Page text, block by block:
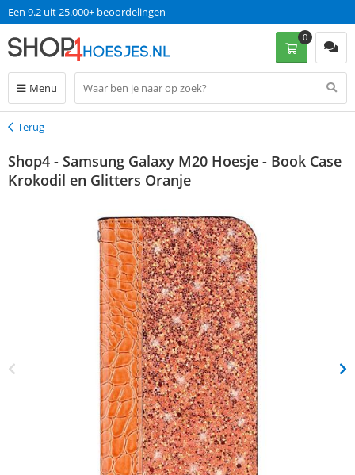
Een 9.2 uit 25.000+ beoordelingen
Menu
0
Terug
Terug
Shop4 - Samsung Galaxy M20 Hoesje - Book Case
Krokodil en Glitters Oranje